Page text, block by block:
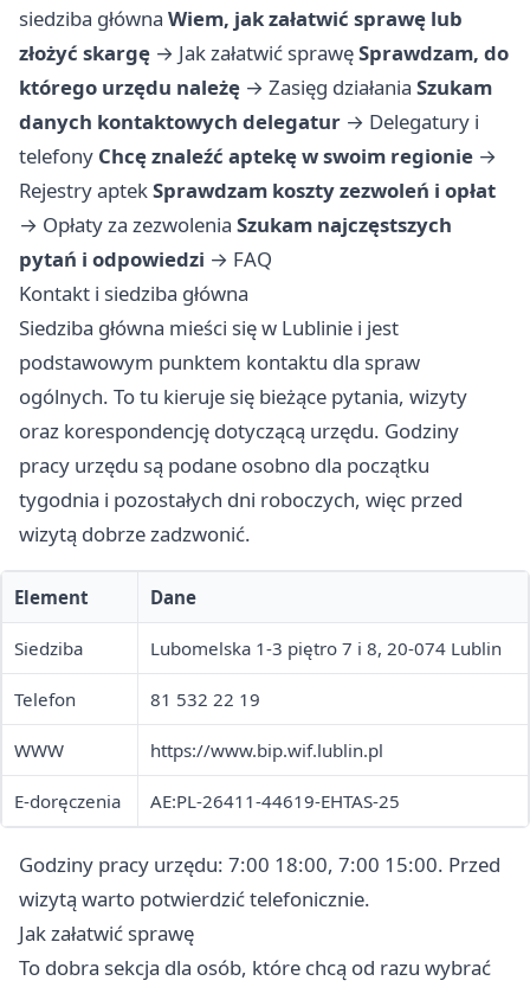
siedziba główna Wiem, jak załatwić sprawę lub
złożyć skargę → Jak załatwić sprawęSprawdzam, do
którego urzędu należę → Zasięg działania Szukam
danych kontaktowych delegatur → Delegatury i
telefony Chcę znaleźć aptekę w swoim regionie →
Rejestry aptekSprawdzam koszty zezwoleń i opłat
→ Opłaty za zezwolenia Szukam najczęstszych
pytań i odpowiedzi → FAQ
Kontakt i siedziba główna
Siedziba główna mieści się w Lublinie i jest
podstawowym punktem kontaktu dla spraw
ogólnych. To tu kieruje się bieżące pytania, wizyty
oraz korespondencję dotyczącą urzędu. Godziny
pracy urzędu są podane osobno dla początku
tygodnia i pozostałych dni roboczych, więc przed
wizytą dobrze zadzwonić.
Element Dane
Siedziba Lubomelska 1-3 piętro 7 i 8, 20-074 Lublin
Telefon 81 532 22 19
WWW https://www.bip.wif.lublin.pl
E-doręczenia AE:PL-26411-44619-EHTAS-25
Godziny pracy urzędu: 7:00 18:00, 7:00 15:00. Przed
wizytą warto potwierdzić telefonicznie.
Jak załatwić sprawę
To dobra sekcja dla osób, które chcą od razu wybrać